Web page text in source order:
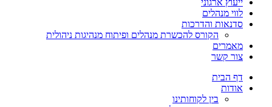
ייעוץ ארגוני
לווי מנהלים
סדנאות והדרכות
הקורס להכשרת מנהלים ופיתוח מנהיגות ניהולית
מאמרים
צור קשר
דף הבית
אודות
בין לקוחותינו